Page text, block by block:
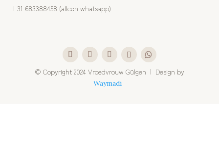
+31 683388458 (alleen whatsapp)
© Copyright 2024 Vroedvrouw Gülgen | Design by
Waymadi